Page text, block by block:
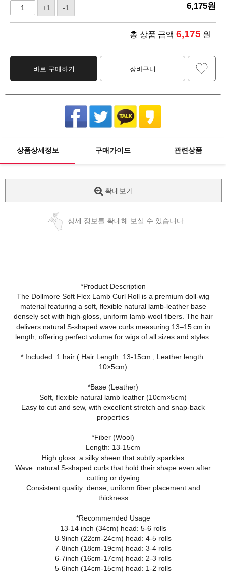
+1 -1 6,175원
총 상품 금액 6,175 원
바로 구매하기 장바구니
상품상세정보 구매가이드 관련상품
확대보기
상세 정보를 확대해 보실 수 있습니다
*Product Description
The Dollmore Soft Flex Lamb Curl Roll is a premium doll‑wig
material featuring a soft, flexible natural lamb‑leather base
densely set with high‑gloss, uniform lamb‑wool fibers. The hair
delivers natural S‑shaped wave curls measuring 13–15 cm in
length, offering perfect volume for wigs of all sizes and styles.
* Included: 1 hair ( Hair Length: 13-15cm , Leather length:
10×5cm)
*Base (Leather)
Soft, flexible natural lamb leather (10cm×5cm)
Easy to cut and sew, with excellent stretch and snap‑back
properties
*Fiber (Wool)
Length: 13-15cm
High gloss: a silky sheen that subtly sparkles
Wave: natural S‑shaped curls that hold their shape even after
cutting or dyeing
Consistent quality: dense, uniform fiber placement and
thickness
*Recommended Usage
13-14 inch (34cm) head: 5-6 rolls
8-9inch (22cm-24cm) head: 4-5 rolls
7-8inch (18cm-19cm) head: 3-4 rolls
6-7inch (16cm-17cm) head: 2-3 rolls
5-6inch (14cm-15cm) head: 1-2 rolls